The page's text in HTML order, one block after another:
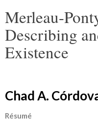
Merleau-
Describing
Existence
Chad A.
Résumé